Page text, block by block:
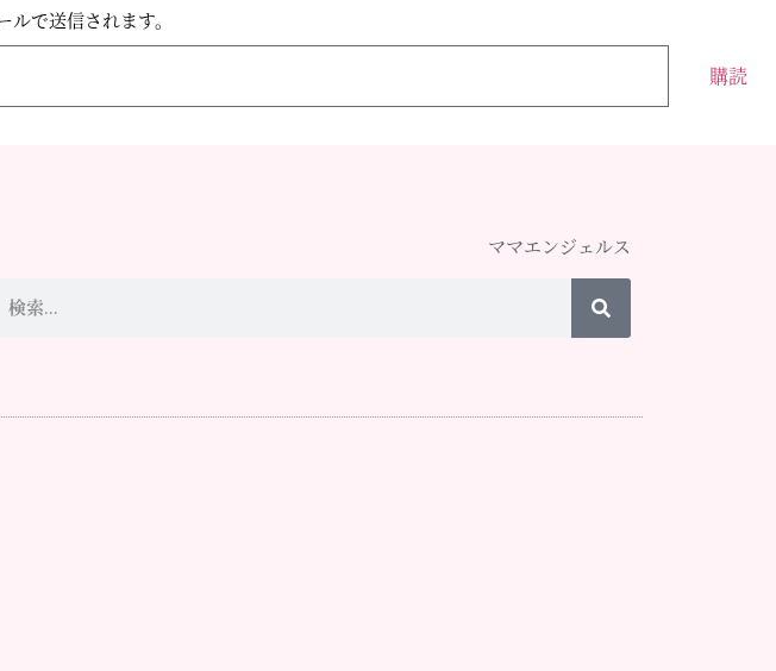
で送信されます。
購読
ママエンジェルス